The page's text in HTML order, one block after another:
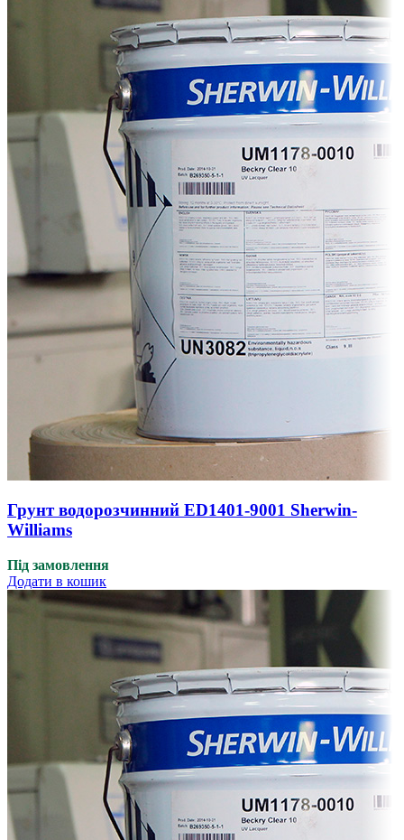
Грунт водорозчинний ED1401-9001 Sherwin-
Williams
Під замовлення
Додати в кошик